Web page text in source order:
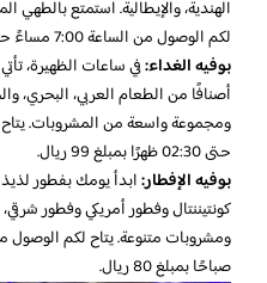
الهندية، والإيطالية. استمتع بالطهي
لكم الوصول من الساعة 7:00 مساءً حتى 11:00 مساءً بمبلغ 99 ريال.
بوفيه الغداء:في ساعات الظهيرة،
أصنافًا من الطعام العربي، البحري،
حتى 02:30 ظهرًا بمبلغ 99 ريال.
بوفيه الإفطار:ابدأ يومك بفطور
كونتيننتال وفطور أمريكي وفطور شرقي،
صباحًا بمبلغ 80 ريال.